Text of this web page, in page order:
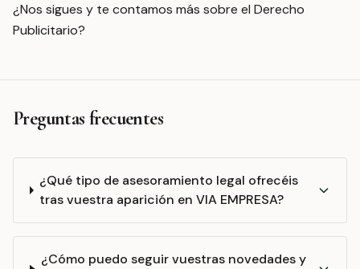
¿Nos sigues y te contamos más sobre el Derecho
Publicitario?
Preguntas frecuentes
¿Qué tipo de asesoramiento legal ofrecéis
tras vuestra aparición en VIA EMPRESA?
¿Cómo puedo seguir vuestras novedades y